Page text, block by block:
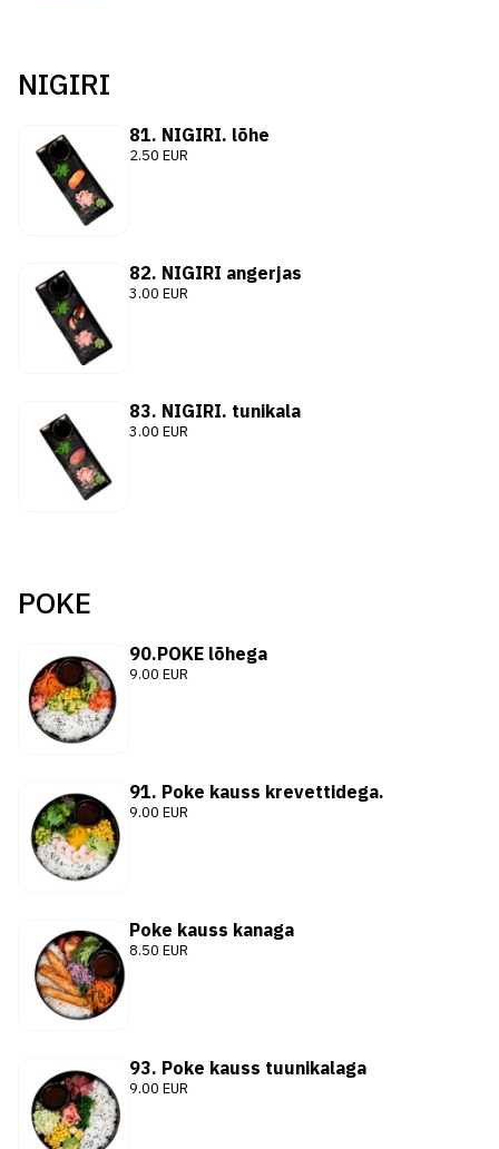
NIGIRI
81. NIGIRI. lõhe
2.50 EUR
82. NIGIRI angerjas
3.00 EUR
83. NIGIRI. tunikala
3.00 EUR
POKE
90.POKE lõhega
9.00 EUR
91. Poke kauss krevettidega.
9.00 EUR
Poke kauss kanaga
8.50 EUR
93. Poke kauss tuunikalaga
9.00 EUR